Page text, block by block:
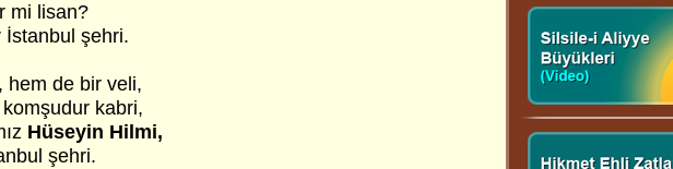
mi lisan?
İstanbul şehri.
hem de bir veli,
kabri,
Hüseyin Hilmi,
şehri.